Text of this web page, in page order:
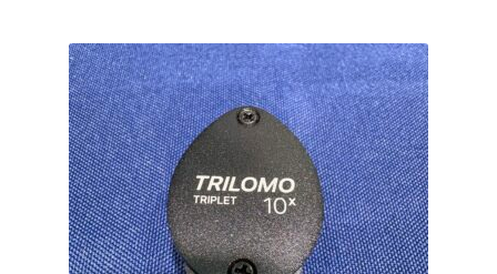
は
複
数
の
バ
リ
エ
ー